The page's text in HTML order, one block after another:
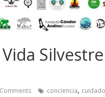
conciencia,